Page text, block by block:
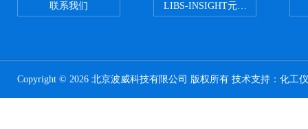
联系我们 LIBS-INSIGHT元素光谱分析仪
Copyright © 2026 北京波威科技有限公司 版权所有 技术支持： 化工